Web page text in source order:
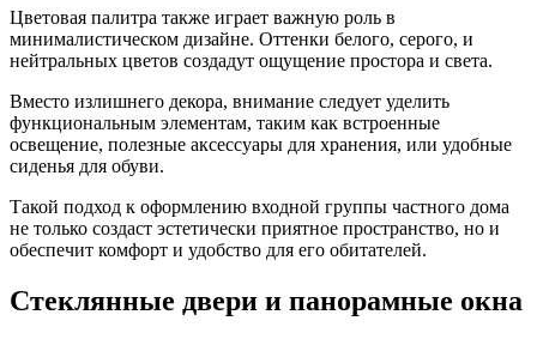
Цветовая палитра также играет важную роль в
минималистическом дизайне. Оттенки белого, серого, и
нейтральных цветов создадут ощущение простора и света.
Вместо излишнего декора, внимание следует уделить
функциональным элементам, таким как встроенные
освещение, полезные аксессуары для хранения, или удобные
сиденья для обуви.
Такой подход к оформлению входной группы частного дома
не только создаст эстетически приятное пространство, но и
обеспечит комфорт и удобство для его обитателей.
Стеклянные двери и панорамные окна